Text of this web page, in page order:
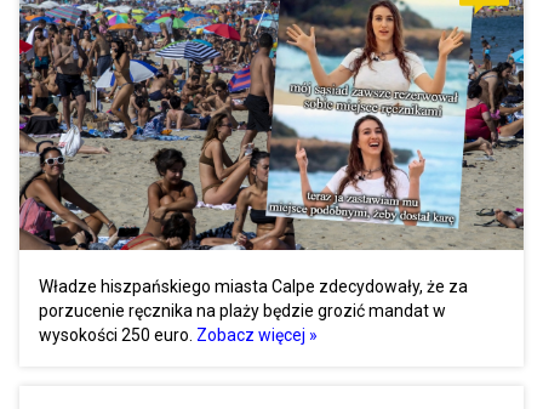
Władze hiszpańskiego miasta Calpe zdecydowały, że za
porzucenie ręcznika na plaży będzie grozić mandat w
wysokości 250 euro. Zobacz więcej »